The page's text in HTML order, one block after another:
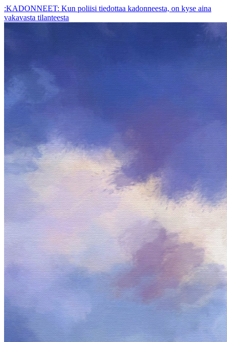
:KADONNEET: Kun poliisi tiedottaa kadonneesta, on kyse aina
vakavasta tilanteesta